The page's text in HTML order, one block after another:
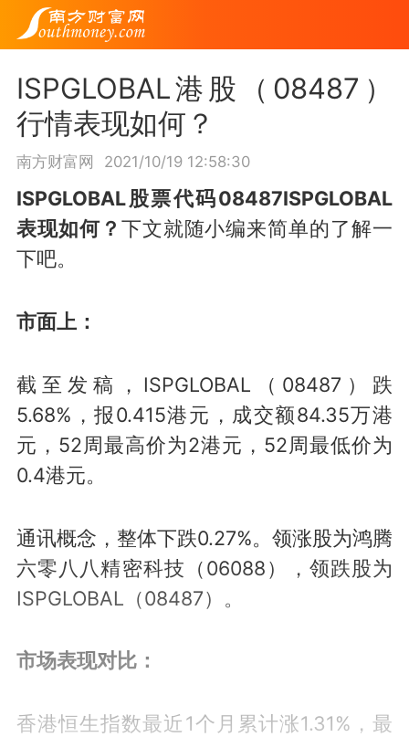
ISPGLOBAL港股（08487）
行情表现如何？
南方财富网 2021/10/19 12:58:30
ISPGLOBAL股票代码08487ISPGLOBAL
表现如何？ 下文就随小编来简单的了解一
下吧。
市面上：
截至发稿，ISPGLOBAL（08487）跌
5.68%，报0.415港元，成交额84.35万港
元，52周最高价为2港元，52周最低价为
0.4港元。
通讯概念，整体下跌0.27%。领涨股为鸿腾
六零八八精密科技（06088），领跌股为
ISPGLOBAL（08487）。
市场表现对比：
香港恒生指数最近1个月累计涨1.31%，最